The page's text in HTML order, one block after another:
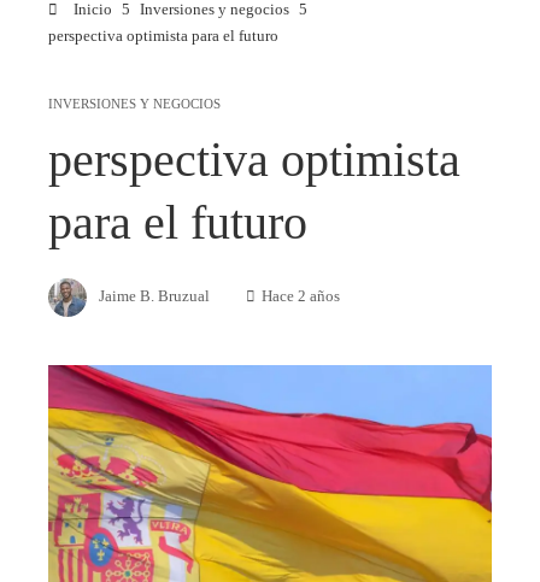
Inicio
Inversiones y negocios
perspectiva optimista para el futuro
INVERSIONES Y NEGOCIOS
perspectiva optimista
para el futuro
Jaime B. Bruzual Hace 2 años